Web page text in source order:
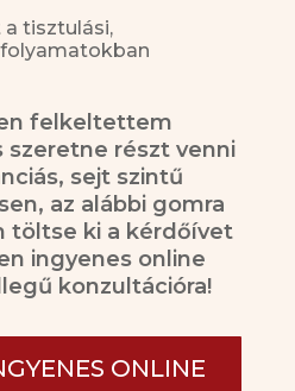
tisztulási,
felkeltettem
részt venni
sejt szintű
az alábbi gomra
töltse ki a kérdőívet
ingyenes online
konzultációra!
ONLINE